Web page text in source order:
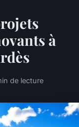
à
de lecture